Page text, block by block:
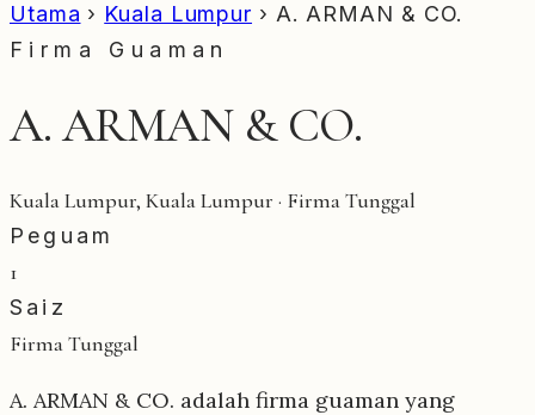
Utama › Kuala Lumpur › A. ARMAN & CO.
Firma Guaman
A. ARMAN & CO.
Kuala Lumpur, Kuala Lumpur · Firma Tunggal
Peguam
1
Saiz
Firma Tunggal
A. ARMAN & CO. adalah firma guaman yang